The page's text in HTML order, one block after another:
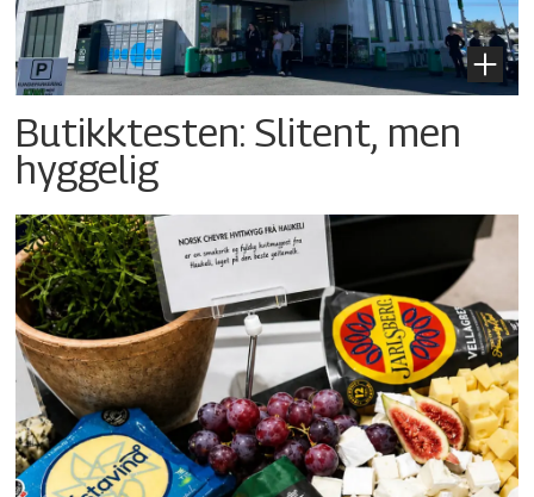
Butikktesten: Slitent, men
hyggelig